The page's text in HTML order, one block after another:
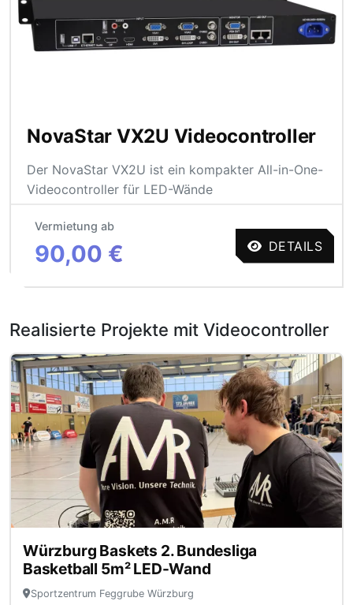
NovaStar VX2U Videocontroller
Der NovaStar VX2U ist ein kompakter All-in-One-
Videocontroller für LED-Wände
Vermietung ab
90,00 € DETAILS
Realisierte Projekte mit Videocontroller
Würzburg Baskets 2. Bundesliga
Basketball 5m² LED-Wand
Sportzentrum Feggrube Würzburg